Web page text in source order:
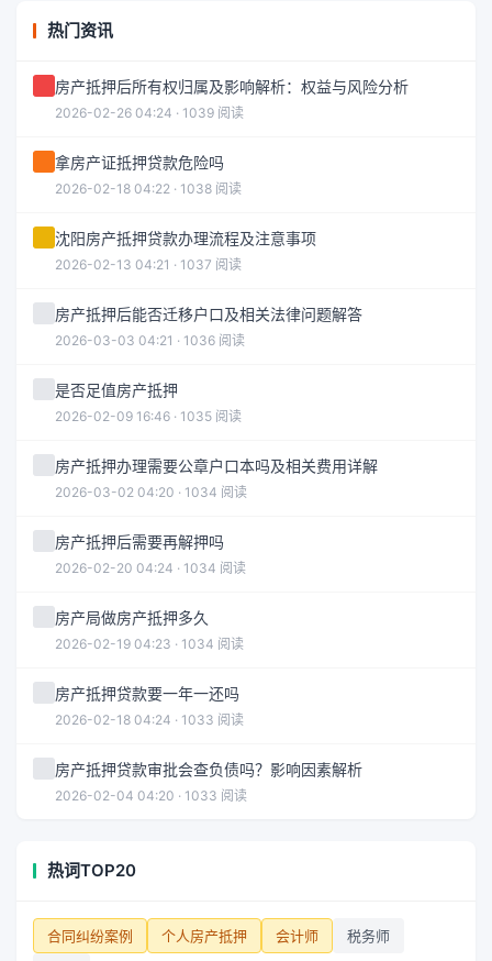
热门资讯
房产抵押后所有权归属及影响解析：权益与风险分析
2026-02-26 04:24 · 1039 阅读
拿房产证抵押贷款危险吗
2026-02-18 04:22 · 1038 阅读
沈阳房产抵押贷款办理流程及注意事项
2026-02-13 04:21 · 1037 阅读
房产抵押后能否迁移户口及相关法律问题解答
2026-03-03 04:21 · 1036 阅读
是否足值房产抵押
2026-02-09 16:46 · 1035 阅读
房产抵押办理需要公章户口本吗及相关费用详解
2026-03-02 04:20 · 1034 阅读
房产抵押后需要再解押吗
2026-02-20 04:24 · 1034 阅读
房产局做房产抵押多久
2026-02-19 04:23 · 1034 阅读
房产抵押贷款要一年一还吗
2026-02-18 04:24 · 1033 阅读
房产抵押贷款审批会查负债吗？影响因素解析
2026-02-04 04:20 · 1033 阅读
热词TOP20
合同纠纷案例 个人房产抵押 会计师
税务师